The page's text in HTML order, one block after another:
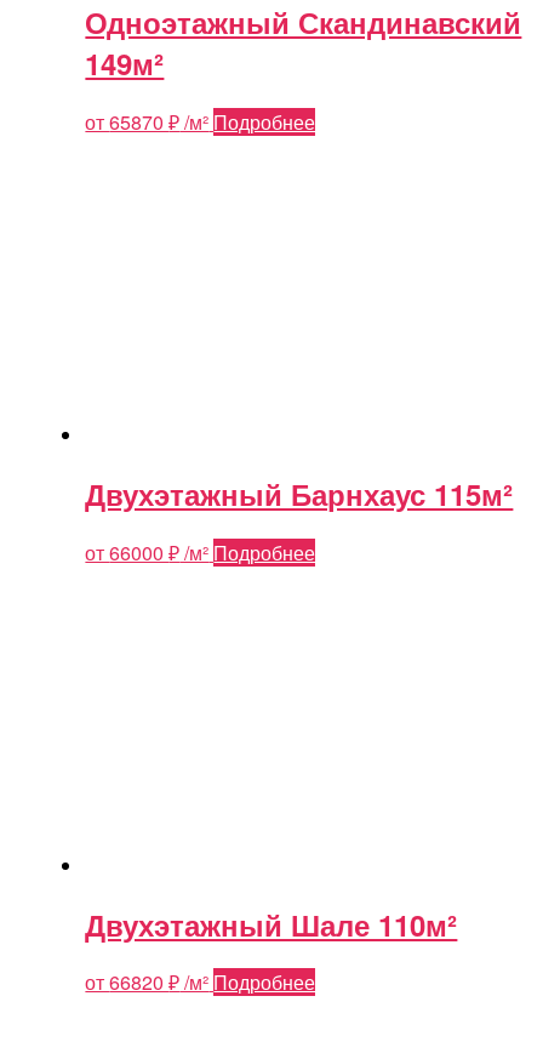
Одноэтажный Скандинавский
149м²
от65870₽/м² Подробнее
Двухэтажный Барнхаус 115м²
от66000₽/м² Подробнее
Двухэтажный Шале 110м²
от66820₽/м² Подробнее